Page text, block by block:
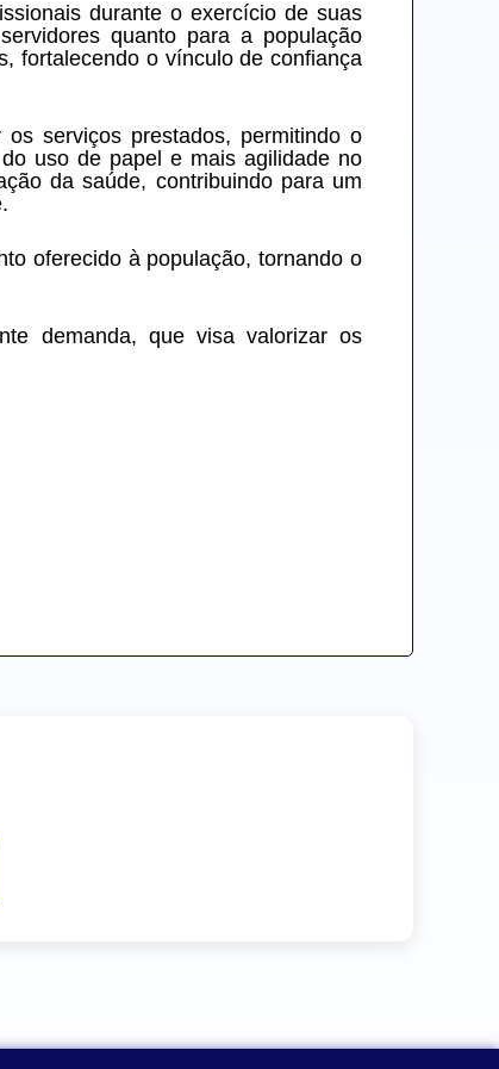
durante o exercício de suas
quanto para a população
fortalecendo o vínculo de confiança
serviços prestados, permitindo o
uso de papel e mais agilidade no
da saúde, contribuindo para um
oferecido à população, tornando o
demanda, que visa valorizar os